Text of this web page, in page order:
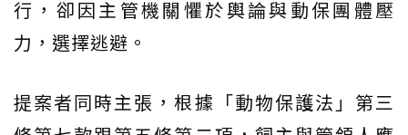
行，卻因主管機關懼於輿論與動保團體壓
力，選擇逃避。
提案者同時主張，根據「動物保護法」第三